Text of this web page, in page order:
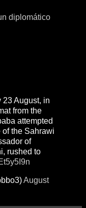
diplomático
23 August, in
from the
attempted
the Sahrawi
of
rushed to
August